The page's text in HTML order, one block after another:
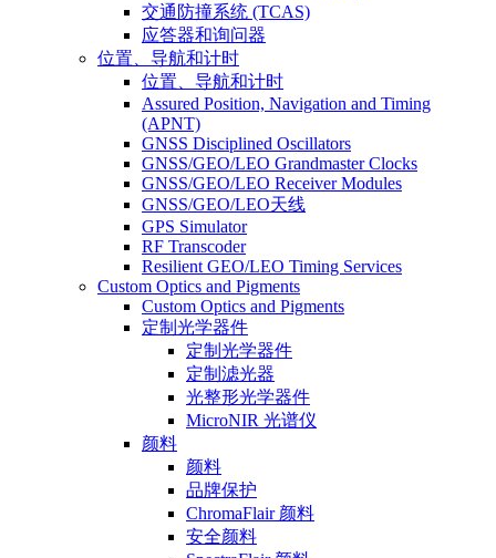
交通防撞系统 (TCAS)
应答器和询问器
位置、导航和计时
位置、导航和计时
Assured Position, Navigation and Timing
(APNT)
GNSS Disciplined Oscillators
GNSS/GEO/LEO Grandmaster Clocks
GNSS/GEO/LEO Receiver Modules
GNSS/GEO/LEO天线
GPS Simulator
RF Transcoder
Resilient GEO/LEO Timing Services
Custom Optics and Pigments
Custom Optics and Pigments
定制光学器件
定制光学器件
定制滤光器
光整形光学器件
MicroNIR 光谱仪
颜料
颜料
品牌保护
ChromaFlair 颜料
安全颜料